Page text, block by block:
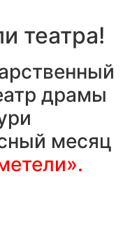
театра!
драмы
месяц